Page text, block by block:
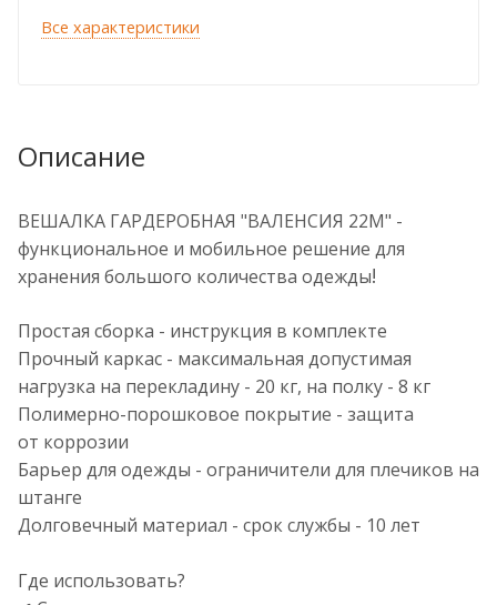
Все характеристики
Описание
ВЕШАЛКА ГАРДЕРОБНАЯ "ВАЛЕНСИЯ 22М" -
функциональное и мобильное решение для
хранения большого количества одежды!
Простая сборка - инструкция в комплекте
Прочный каркас - максимальная допустимая
нагрузка на перекладину - 20 кг, на полку - 8 кг
Полимерно-порошковое покрытие - защита
от коррозии
Барьер для одежды - ограничители для плечиков на
штанге
Долговечный материал - срок службы - 10 лет
Где использовать?